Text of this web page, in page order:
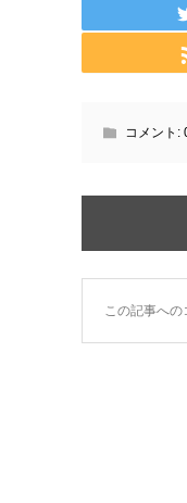
コメント:
この記事への